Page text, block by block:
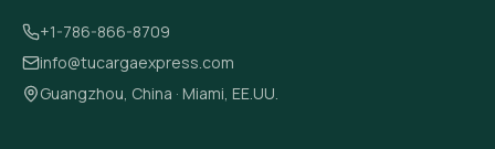
+1-786-866-8709
info@tucargaexpress.com
Guangzhou, China · Miami, EE.UU.